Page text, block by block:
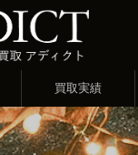
買取実績